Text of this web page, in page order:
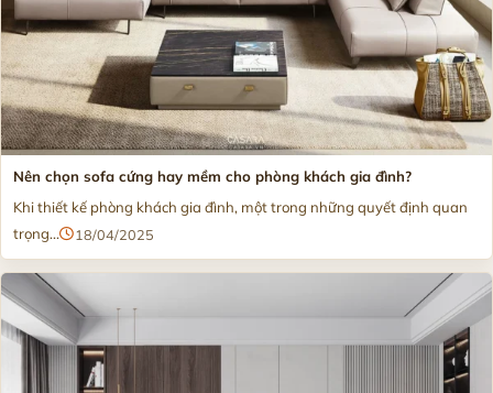
Nên chọn sofa cứng hay mềm cho phòng khách gia đình?
Khi thiết kế phòng khách gia đình, một trong những quyết định quan
trọng...
18/04/2025